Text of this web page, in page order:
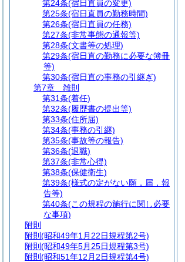
第24条(宿日直員の変更)
第25条(宿日直員の勤務時間)
第26条(宿日直員の任務)
第27条(非常事態の通報等)
第28条(文書等の処理)
第29条(宿日直の勤務に必要な簿冊
等)
第30条(宿日直の事務の引継ぎ)
第7章
雑則
第31条(着任)
第32条(履歴書の提出等)
第33条(住所届)
第34条(事務の引継)
第35条(事故等の報告)
第36条(退職)
第37条(非常心得)
第38条(保健衛生)
第39条(様式の定がない願，届，報
告等)
第40条(この規程の施行に関し必要
な事項)
附則
附則 (昭和49年1月22日規程第2号)
附則 (昭和49年5月25日規程第3号)
附則 (昭和51年12月2日規程第4号)